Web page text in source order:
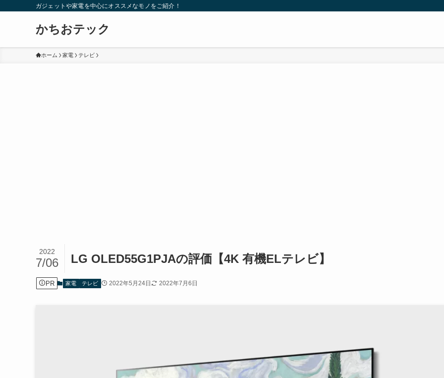
ガジェットや家電を中心にオススメなモノをご紹介！
かちおテック
ホーム 家電 テレビ
LG OLED55G1PJAの評価【4K 有機ELテレビ】
2022
7/06
PR 家電 テレビ 2022年5月24日 2022年7月6日